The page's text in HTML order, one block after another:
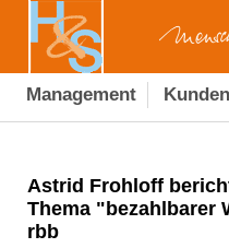
Management
Astrid Frohloff
Thema "bezahlbarer
rbb